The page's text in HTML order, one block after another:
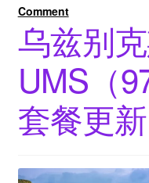
Comment
乌兹别
UMS（
套餐更新